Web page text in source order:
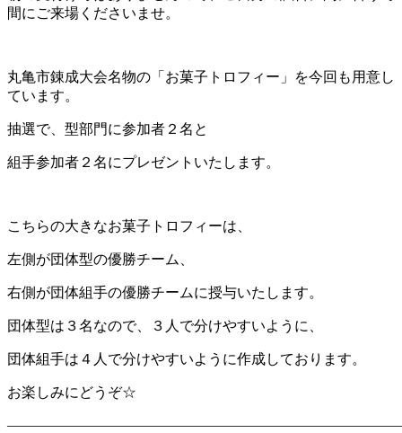
間にご来場くださいませ。
丸亀市錬成大会名物の「お菓子トロフィー」を今回も用意し
ています。
抽選で、型部門に参加者２名と
組手参加者２名にプレゼントいたします。
こちらの大きなお菓子トロフィーは、
左側が団体型の優勝チーム、
右側が団体組手の優勝チームに授与いたします。
団体型は３名なので、３人で分けやすいように、
団体組手は４人で分けやすいように作成しております。
お楽しみにどうぞ☆